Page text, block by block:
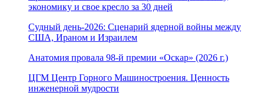
экономику и свое кресло за 30 дней
Судный день-2026: Сценарий ядерной войны между
США, Ираном и Израилем
Анатомия провала 98-й премии «Оскар» (2026 г.)
ЦГМ Центр Горного Машиностроения. Ценность
инженерной мудрости